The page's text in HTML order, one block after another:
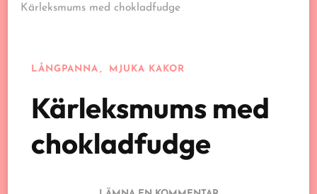
Kärleksmums med chokladfudge
LÅNGPANNA MJUKA KAKOR
Kärleksmums med
chokladfudge